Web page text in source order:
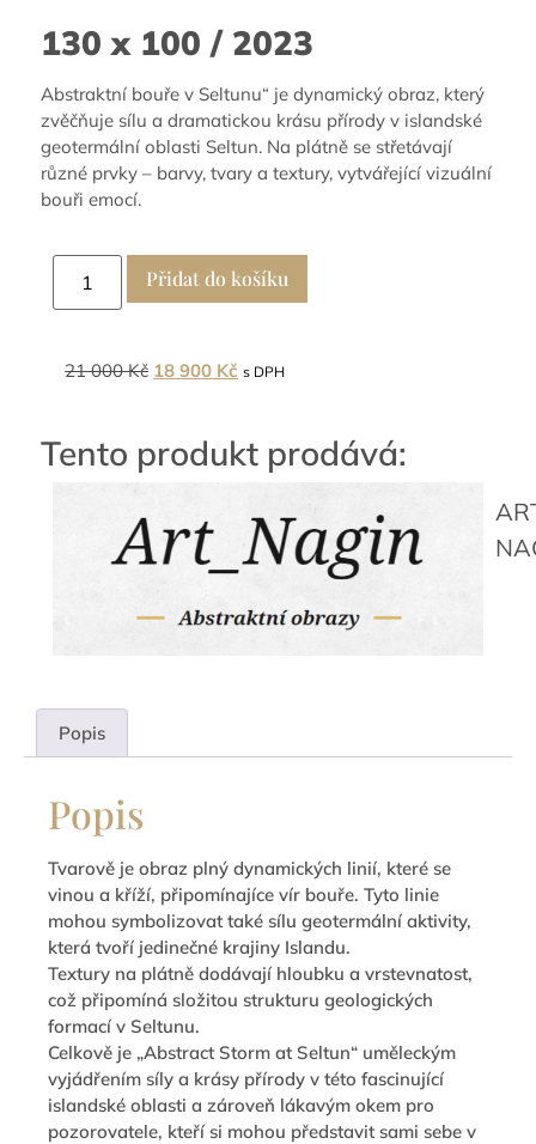
130 x 100 / 2023
Abstraktní bouře v Seltunu“ je dynamický obraz, který
zvěčňuje sílu a dramatickou krásu přírody v islandské
geotermální oblasti Seltun. Na plátně se střetávají
různé prvky – barvy, tvary a textury, vytvářející vizuální
bouři emocí.
Přidat do košíku
21 000Kč 18 900 Kč s DPH
Tento produkt prodává:
Popis
Popis
Tvarově je obraz plný dynamických linií, které se
vinou a kříží, připomínajíce vír bouře. Tyto linie
mohou symbolizovat také sílu geotermální aktivity,
která tvoří jedinečné krajiny Islandu.
Textury na plátně dodávají hloubku a vrstevnatost,
což připomíná složitou strukturu geologických
formací v Seltunu.
Celkově je „Abstract Storm at Seltun“ uměleckým
vyjádřením síly a krásy přírody v této fascinující
islandské oblasti a zároveň lákavým okem pro
pozorovatele, kteří si mohou představit sami sebe v